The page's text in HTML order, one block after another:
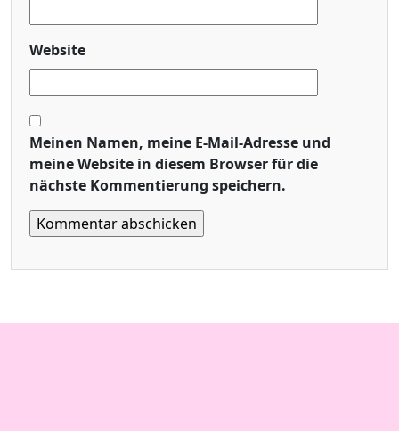
Website
Meinen Namen, meine E-Mail-Adresse und
meine Website in diesem Browser für die
nächste Kommentierung speichern.